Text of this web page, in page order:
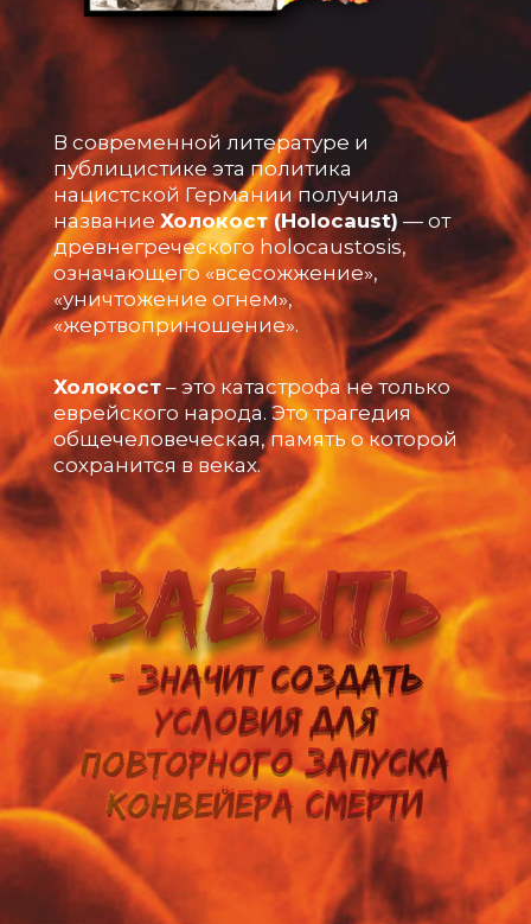
В современной литературе и
публицистике эта политика
нацистской Германии получила
названиеХолокост (Holocaust) — от
древнегреческого holocaustosis,
означающего «всесожжение»,
«уничтожение огнем»,
«жертвоприношение».
Холокост– это катастрофа не только
еврейского народа. Это трагедия
общечеловеческая, память о которой
сохранится в веках.
Забыть
- значит создать
условия для
повторного запуска
конвейера смерти